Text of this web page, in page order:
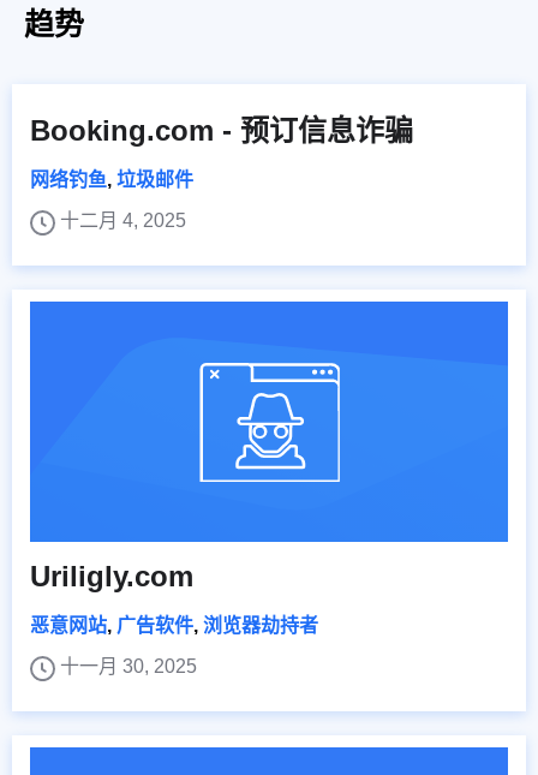
趋势
Booking.com - 预订信息诈骗
网络钓鱼, 垃圾邮件
十二月 4, 2025
Uriligly.com
恶意网站, 广告软件, 浏览器劫持者
十一月 30, 2025